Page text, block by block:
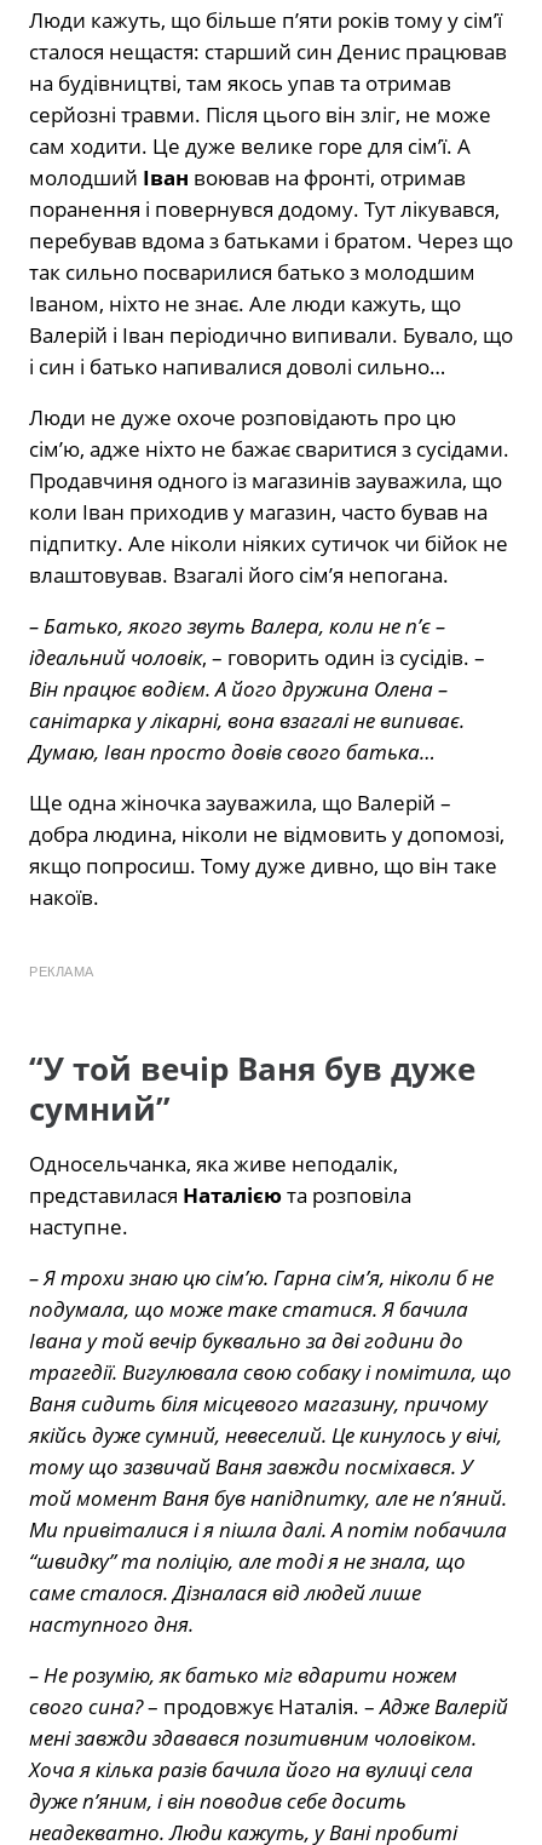
Люди кажуть, що більше п’яти років тому у сім’ї
сталося нещастя: старший син Денис працював
на будівництві, там якось упав та отримав
серйозні травми. Після цього він зліг, не може
сам ходити. Це дуже велике горе для сім’ї. А
молодший Іван воював на фронті, отримав
поранення і повернувся додому. Тут лікувався,
перебував вдома з батьками і братом. Через що
так сильно посварилися батько з молодшим
Іваном, ніхто не знає. Але люди кажуть, що
Валерій і Іван періодично випивали. Бувало, що
і син і батько напивалися доволі сильно…
Люди не дуже охоче розповідають про цю
сім’ю, адже ніхто не бажає сваритися з сусідами.
Продавчиня одного із магазинів зауважила, що
коли Іван приходив у магазин, часто бував на
підпитку. Але ніколи ніяких сутичок чи бійок не
влаштовував. Взагалі його сім’я непогана.
– Батько, якого звуть Валера, коли не п’є –
ідеальний чоловік, – говорить один із сусідів. –
Він працює водієм. А його дружина Олена –
санітарка у лікарні, вона взагалі не випиває.
Думаю, Іван просто довів свого батька…
Ще одна жіночка зауважила, що Валерій –
добра людина, ніколи не відмовить у допомозі,
якщо попросиш. Тому дуже дивно, що він таке
накоїв.
РЕКЛАМА
“У той вечір Ваня був дуже
сумний”
Односельчанка, яка живе неподалік,
представилася Наталієюта розповіла
наступне.
– Я трохи знаю цю сім’ю. Гарна сім’я, ніколи б не
подумала, що може таке статися. Я бачила
Івана у той вечір буквально за дві години до
трагедії. Вигулювала свою собаку і помітила, що
Ваня сидить біля місцевого магазину, причому
якійсь дуже сумний, невеселий. Це кинулось у вічі,
тому що зазвичай Ваня завжди посміхався. У
той момент Ваня був напідпитку, але не п’яний.
Ми привіталися і я пішла далі. А потім побачила
“швидку” та поліцію, але тоді я не знала, що
саме сталося. Дізналася від людей лише
наступного дня.
– Не розумію, як батько міг вдарити ножем
свого сина?– продовжує Наталія. –Адже Валерій
мені завжди здавався позитивним чоловіком.
Хоча я кілька разів бачила його на вулиці села
дуже п’яним, і він поводив себе досить
неадекватно. Люди кажуть, у Вані пробиті